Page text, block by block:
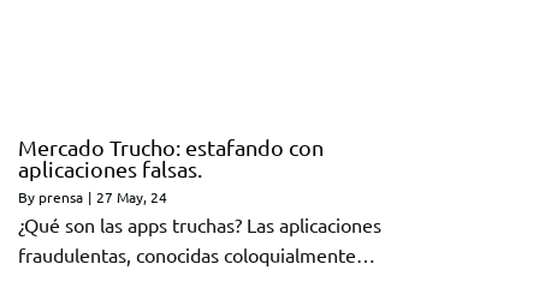
Mercado Trucho: estafando con
aplicaciones falsas.
By prensa | 27 May, 24
¿Qué son las apps truchas? Las aplicaciones
fraudulentas, conocidas coloquialmente…